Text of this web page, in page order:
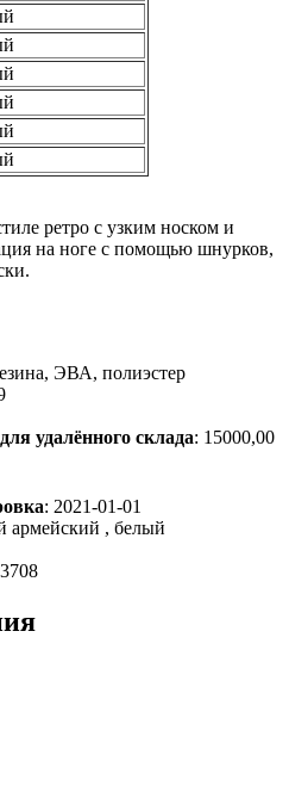
ретро с узким носком и
на ноге с помощью шнурков,
ЭВА, полиэстер
удалённого склада: 15000,00
: 2021-01-01
армейский , белый